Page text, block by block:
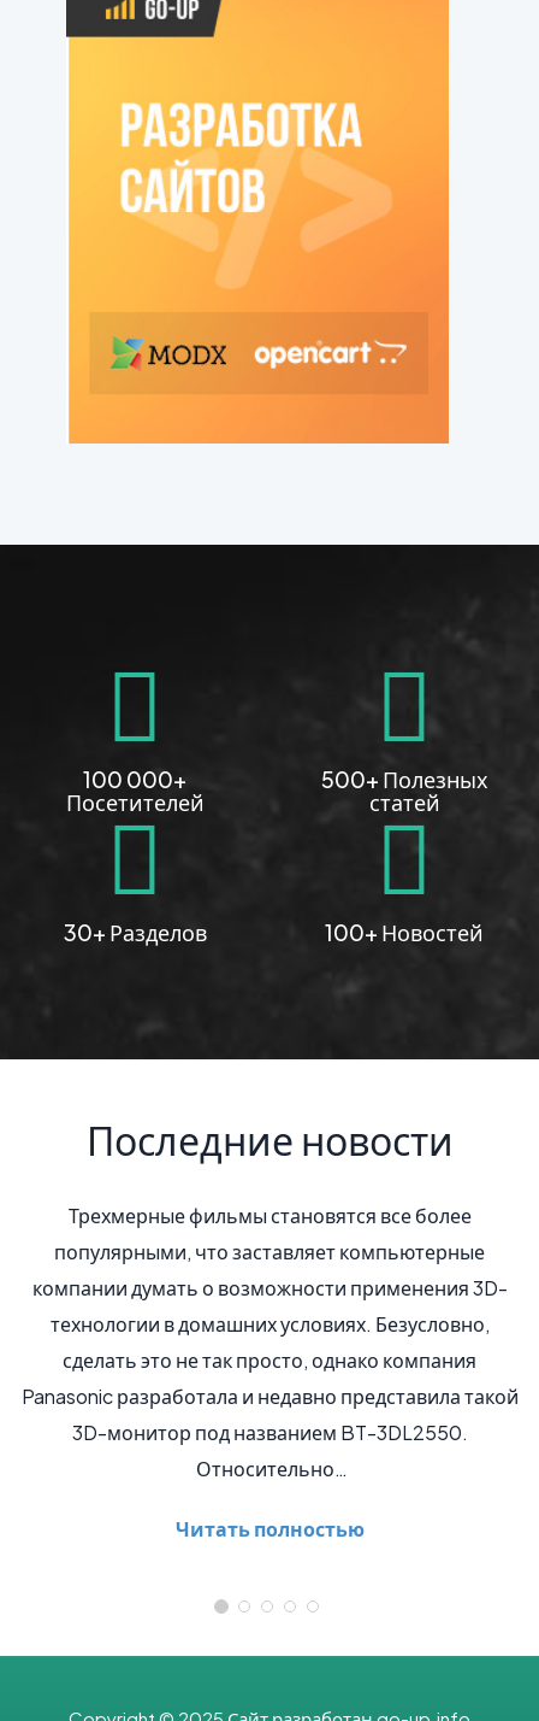
100 000+
Посетителей
500+ Полезных
статей
30+ Разделов 100+ Новостей
Последние новости
фильмы становятся все более
что заставляет компьютерные
о возможности применения 3D-
в домашних условиях. Безусловно,
не так просто, однако компания
и недавно представила такой
под названием BT-3DL2550.
Читать полностью
Ожидается
iPhone. К
эксперты на
компании.
информация о
Патент был